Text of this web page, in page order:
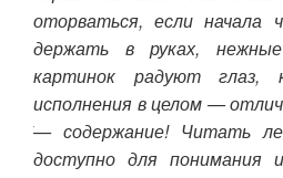
оторваться, если начала
держать в руках,
картинок радуют глаз,
исполнения в целом —
— содержание! Читать
доступно для понимания